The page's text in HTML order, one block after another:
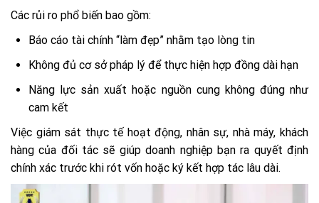
Các rủi ro phổ biến bao gồm:
Báo cáo tài chính “làm đẹp” nhằm tạo lòng tin
Không đủ cơ sở pháp lý để thực hiện hợp đồng dài hạn
Năng lực sản xuất hoặc nguồn cung không đúng như
cam kết
Việc giám sát thực tế hoạt động, nhân sự, nhà máy, khách
hàng của đối tác sẽ giúp doanh nghiệp bạn ra quyết định
chính xác trước khi rót vốn hoặc ký kết hợp tác lâu dài.